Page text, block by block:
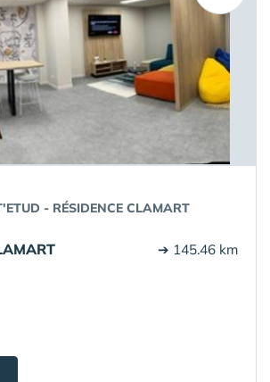
- RÉSIDENCE CLAMART
➔ 145.46 km